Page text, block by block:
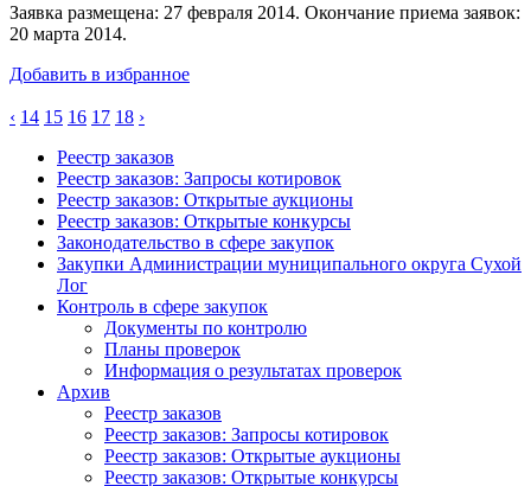
Заявка размещена: 27 февраля 2014. Окончание приема заявок:
20 марта 2014.
Добавить в избранное
‹ 14 15 16 17 18 ›
Реестр заказов
Реестр заказов: Запросы котировок
Реестр заказов: Открытые аукционы
Реестр заказов: Открытые конкурсы
Законодательство в сфере закупок
Закупки Администрации муниципального округа Сухой
Лог
Контроль в сфере закупок
Документы по контролю
Планы проверок
Информация о результатах проверок
Архив
Реестр заказов
Реестр заказов: Запросы котировок
Реестр заказов: Открытые аукционы
Реестр заказов: Открытые конкурсы